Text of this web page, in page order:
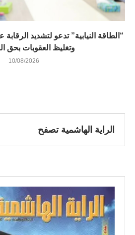
“الطاقة النيابية” تدعو لتشديد
وتغليظ العقوبات بحق
10/08/2026
الراية الهاشمية تصفح